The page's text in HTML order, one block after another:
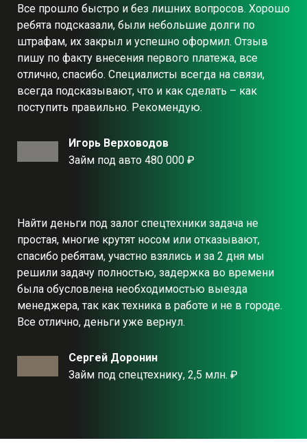
Все прошло быстро и без лишних вопросов. Хорошо
ребята подсказали, были небольшие долги по
штрафам, их закрыл и успешно оформил. Отзыв
пишу по факту внесения первого платежа, все
отлично, спасибо. Специалисты всегда на связи,
всегда подсказывают, что и как сделать – как
поступить правильно. Рекомендую.
Игорь Верховодов
Займ под авто 480 000 ₽
Найти деньги под залог спецтехники задача не
простая, многие крутят носом или отказывают,
спасибо ребятам, участно взялись и за 2 дня мы
решили задачу полностью, задержка во времени
была обусловлена необходимостью выезда
менеджера, так как техника в работе и не в городе.
Все отлично, деньги уже вернул.
Сергей Доронин
Займ под спецтехнику, 2,5 млн. ₽